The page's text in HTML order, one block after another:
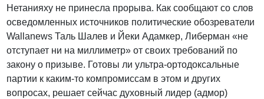
Нетанияху не принесла прорыва. Как сообщают со слов
осведомленных источников политические обозреватели
Wallanews Таль Шалев и Йеки Адамкер, Либерман «не
отступает ни на миллиметр» от своих требований по
закону о призыве. Готовы ли ультра-ортодоксальные
партии к каким-то компромиссам в этом и других
вопросах, решает сейчас духовный лидер (адмор)